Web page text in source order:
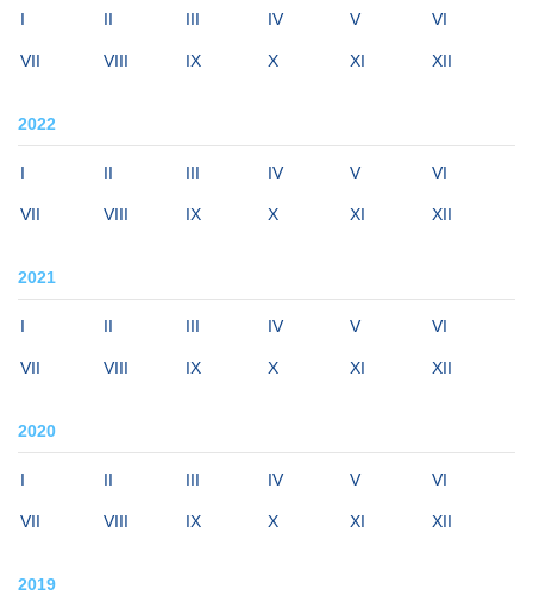
I II III IV V VI
VII VIII IX X XI XII
2022
I II III IV V VI
VII VIII IX X XI XII
2021
I II III IV V VI
VII VIII IX X XI XII
2020
I II III IV V VI
VII VIII IX X XI XII
2019